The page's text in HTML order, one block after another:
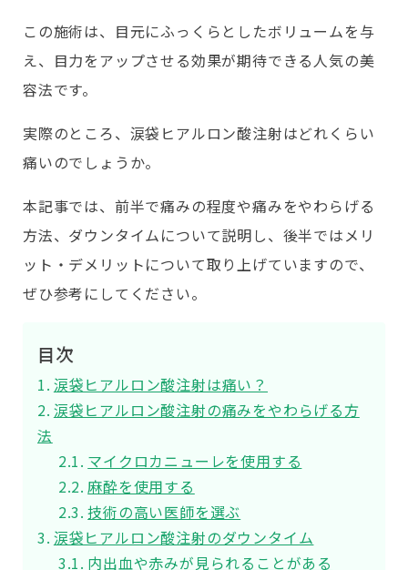
この施術は、目元にふっくらとしたボリュームを与
え、目力をアップさせる効果が期待できる人気の美
容法です。
実際のところ、涙袋ヒアルロン酸注射はどれくらい
痛いのでしょうか。
本記事では、前半で痛みの程度や痛みをやわらげる
方法、ダウンタイムについて説明し、後半ではメリ
ット・デメリットについて取り上げていますので、
ぜひ参考にしてください。
目次
涙袋ヒアルロン酸注射は痛い？
涙袋ヒアルロン酸注射の痛みをやわらげる方
法
マイクロカニューレを使用する
麻酔を使用する
技術の高い医師を選ぶ
涙袋ヒアルロン酸注射のダウンタイム
内出血や赤みが見られることがある